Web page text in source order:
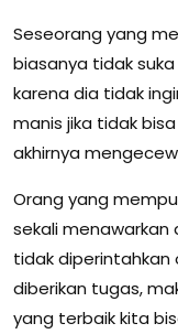
Seseorang yang
biasanya tidak
karena dia tidak
manis jika tidak
akhirnya
Orang yang
sekali menawarkan
tidak diperintahkan
diberikan tugas,
yang terbaik kita